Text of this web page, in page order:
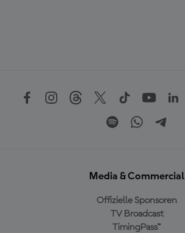
Media & Commercial
Offizielle Sponsoren
TV Broadcast
TimingPass™